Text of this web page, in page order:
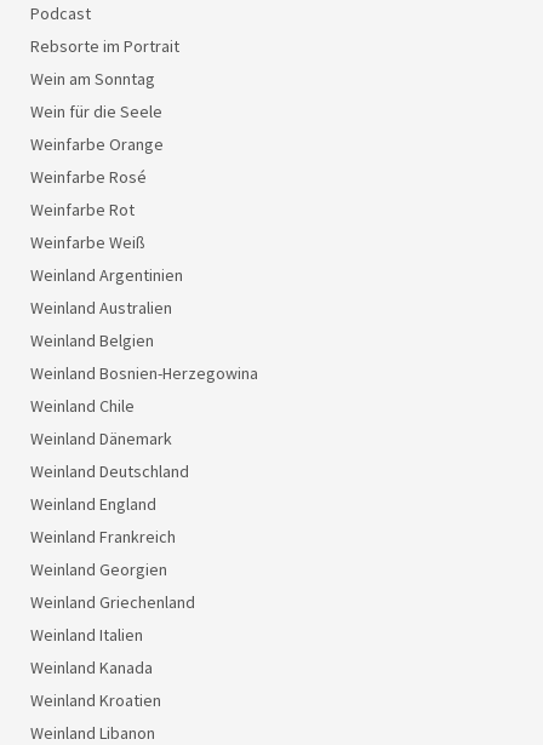
Podcast
Rebsorte im Portrait
Wein am Sonntag
Wein für die Seele
Weinfarbe Orange
Weinfarbe Rosé
Weinfarbe Rot
Weinfarbe Weiß
Weinland Argentinien
Weinland Australien
Weinland Belgien
Weinland Bosnien-Herzegowina
Weinland Chile
Weinland Dänemark
Weinland Deutschland
Weinland England
Weinland Frankreich
Weinland Georgien
Weinland Griechenland
Weinland Italien
Weinland Kanada
Weinland Kroatien
Weinland Libanon